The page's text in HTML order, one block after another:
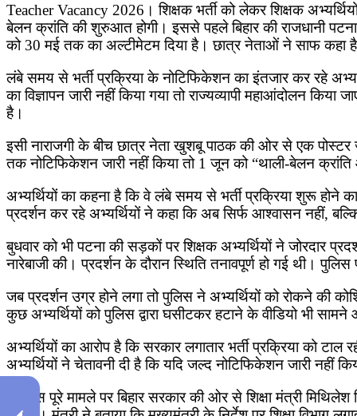
Teacher Vacancy 2026। शिक्षक भर्ती को लेकर शिक्षक
बेलन क्रांति की शुरुआत होगी। इससे पहले बिहार की राजधानी पटना
को 30 मई तक का अल्टीमेटम दिया है। छात्र नेताओं ने साफ कहा
लंबे समय से भर्ती प्रक्रिया के नोटिफिकेशन का इंतजार कर रहे
का विज्ञापन जारी नहीं किया गया तो राज्यव्यापी महाआंदोलन
है।
इसी नाराजगी के बीच छात्र नेता खुशबू पाठक की ओर से एक पोस्टर
तक नोटिफिकेशन जारी नहीं किया तो 1 जून को “थाली-बेलन
अभ्यर्थियों का कहना है कि वे लंबे समय से भर्ती प्रक्रिया शुरू होने
प्रदर्शन कर रहे अभ्यर्थियों ने कहा कि अब सिर्फ आश्वासन नहीं,
बुधवार को भी पटना की सड़कों पर शिक्षक अभ्यर्थियों ने जोरदार
नारेबाजी की। प्रदर्शन के दौरान स्थिति तनावपूर्ण हो गई थी।
जब प्रदर्शन उग्र होने लगा तो पुलिस ने अभ्यर्थियों को रोकने की
कुछ अभ्यर्थियों को पुलिस द्वारा घसीटकर हटाने के वीडियो भी
अभ्यर्थियों का आरोप है कि सरकार लगातार भर्ती प्रक्रिया को
अभ्यर्थियों ने चेतावनी दी है कि यदि जल्द नोटिफिकेशन जारी नहीं
वहीं इस पूरे मामले पर बिहार सरकार की ओर से शिक्षा मंत्री